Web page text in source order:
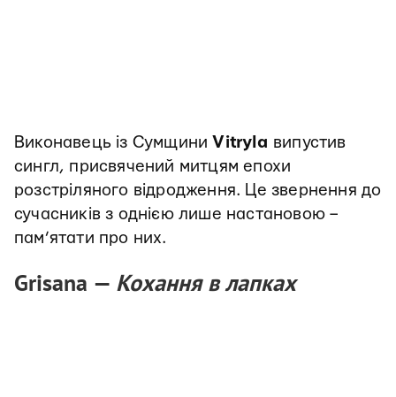
Виконавець із Сумщини Vitryla випустив
сингл, присвячений митцям епохи
розстріляного відродження. Це звернення до
сучасників з однією лише настановою –
пам’ятати про них.
Grisana — Кохання в лапках